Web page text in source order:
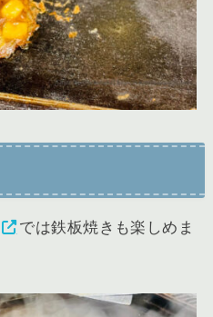
では鉄板焼きも楽しめま